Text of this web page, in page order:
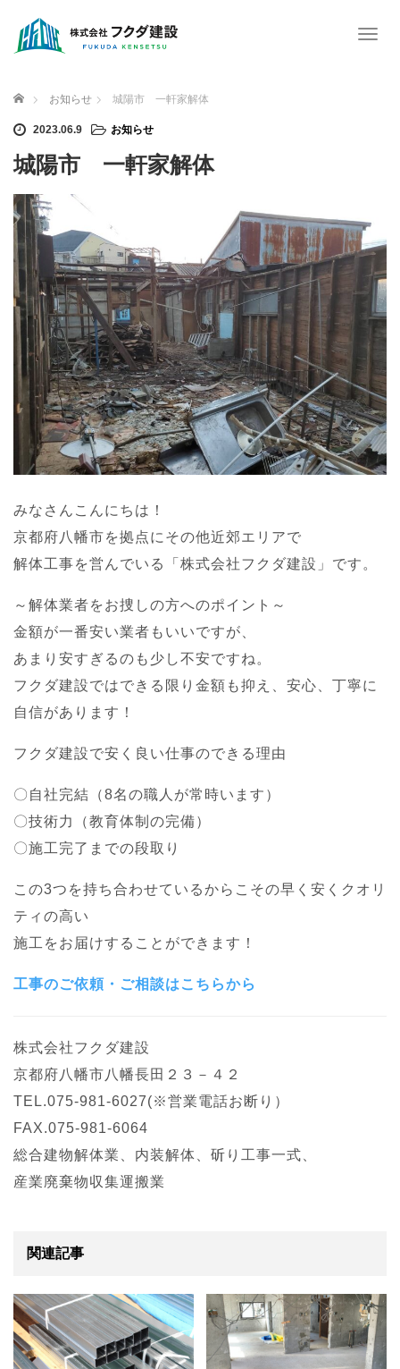
T
t
n
ホーム お知らせ 城陽市 一軒家解体
2023.06.9 お知らせ
城陽市 一軒家解体
みなさんこんにちは！
京都府八幡市を拠点にその他近郊エリアで
解体工事を営んでいる「株式会社フクダ建設」です。
～解体業者をお捜しの方へのポイント～
金額が一番安い業者もいいですが、
あまり安すぎるのも少し不安ですね。
フクダ建設ではできる限り金額も抑え、安心、丁寧に
自信があります！
フクダ建設で安く良い仕事のできる理由
〇自社完結（8名の職人が常時います）
〇技術力（教育体制の完備）
〇施工完了までの段取り
この3つを持ち合わせているからこその早く安くクオリ
ティの高い
施工をお届けすることができます！
工事のご依頼・ご相談はこちらから
株式会社フクダ建設
京都府八幡市八幡長田２３－４２
TEL.075-981-6027(※営業電話お断り）
FAX.075-981-6064
総合建物解体業、内装解体、斫り工事一式、
産業廃棄物収集運搬業
関連記事